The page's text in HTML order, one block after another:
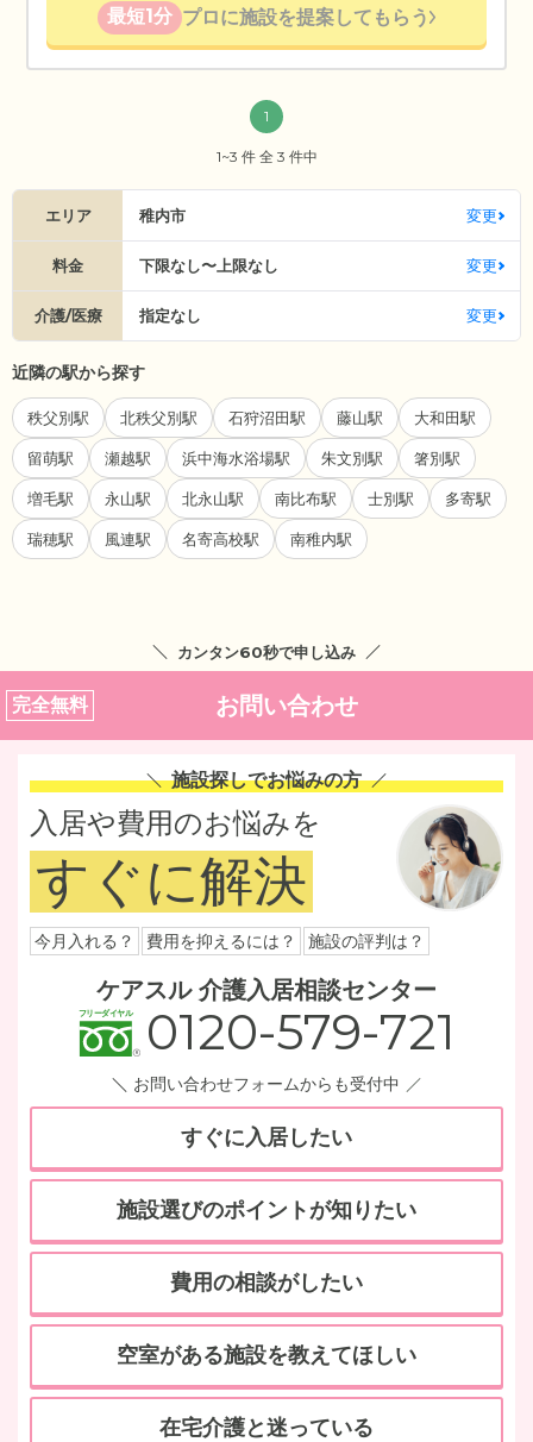
最短1分 プロに施設を提案してもらう
1
1~3 件 全 3 件中
エリア 稚内市 変更
料金 下限なし〜上限なし 変更
介護/医療 指定なし 変更
近隣の駅から探す
秩父別駅 北秩父別駅 石狩沼田駅 藤山駅 大和田駅
留萌駅 瀬越駅 浜中海水浴場駅 朱文別駅 箸別駅
増毛駅 永山駅 北永山駅 南比布駅 士別駅 多寄駅
瑞穂駅 風連駅 名寄高校駅 南稚内駅
カンタン60秒で申し込み
完全無料 お問い合わせ
施設探しでお悩みの方
入居や費用のお悩みを
すぐに解決
今月入れる？ 費用を抑えるには？ 施設の評判は？
ケアスル 介護入居相談センター
0120-579-721
お問い合わせフォームからも受付中
すぐに入居したい
施設選びのポイントが知りたい
費用の相談がしたい
空室がある施設を教えてほしい
在宅介護と迷っている